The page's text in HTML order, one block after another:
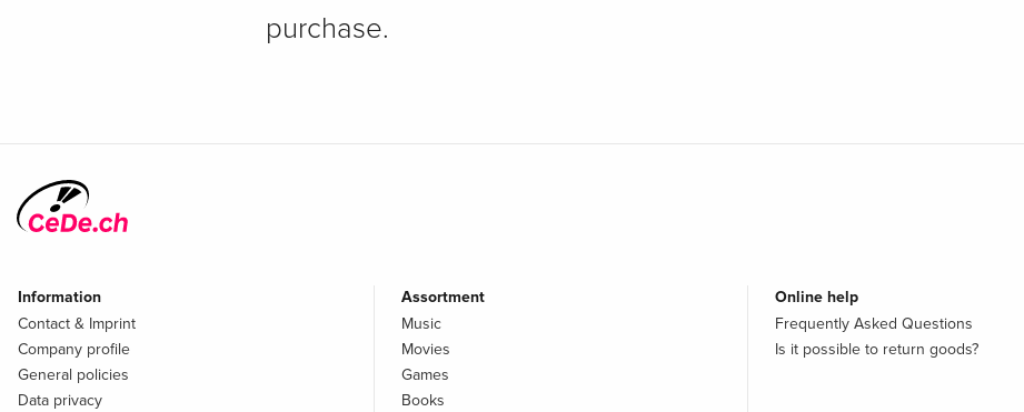
purchase.
Information
Contact & Imprint
Company profile
General policies
Data privacy
Assortment
Music
Movies
Games
Books
Online help
Frequently Asked Questions
Is it possible to return goods?